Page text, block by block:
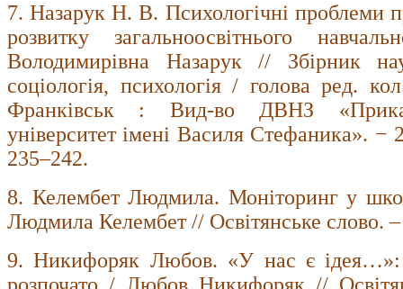
7. Назарук Н. В. Психологічні проблеми
розвитку загальноосвітнього
Володимирівна Назарук // Збірник
соціологія, психологія / голова ред.
Франківськ : Вид-во ДВНЗ
університет імені Василя Стефаника».
235–242.
8. Келембет Людмила. Моніторинг у
Людмила Келембет // Освітянське слово.
9. Никифоряк Любов. «У нас є ідея…»: